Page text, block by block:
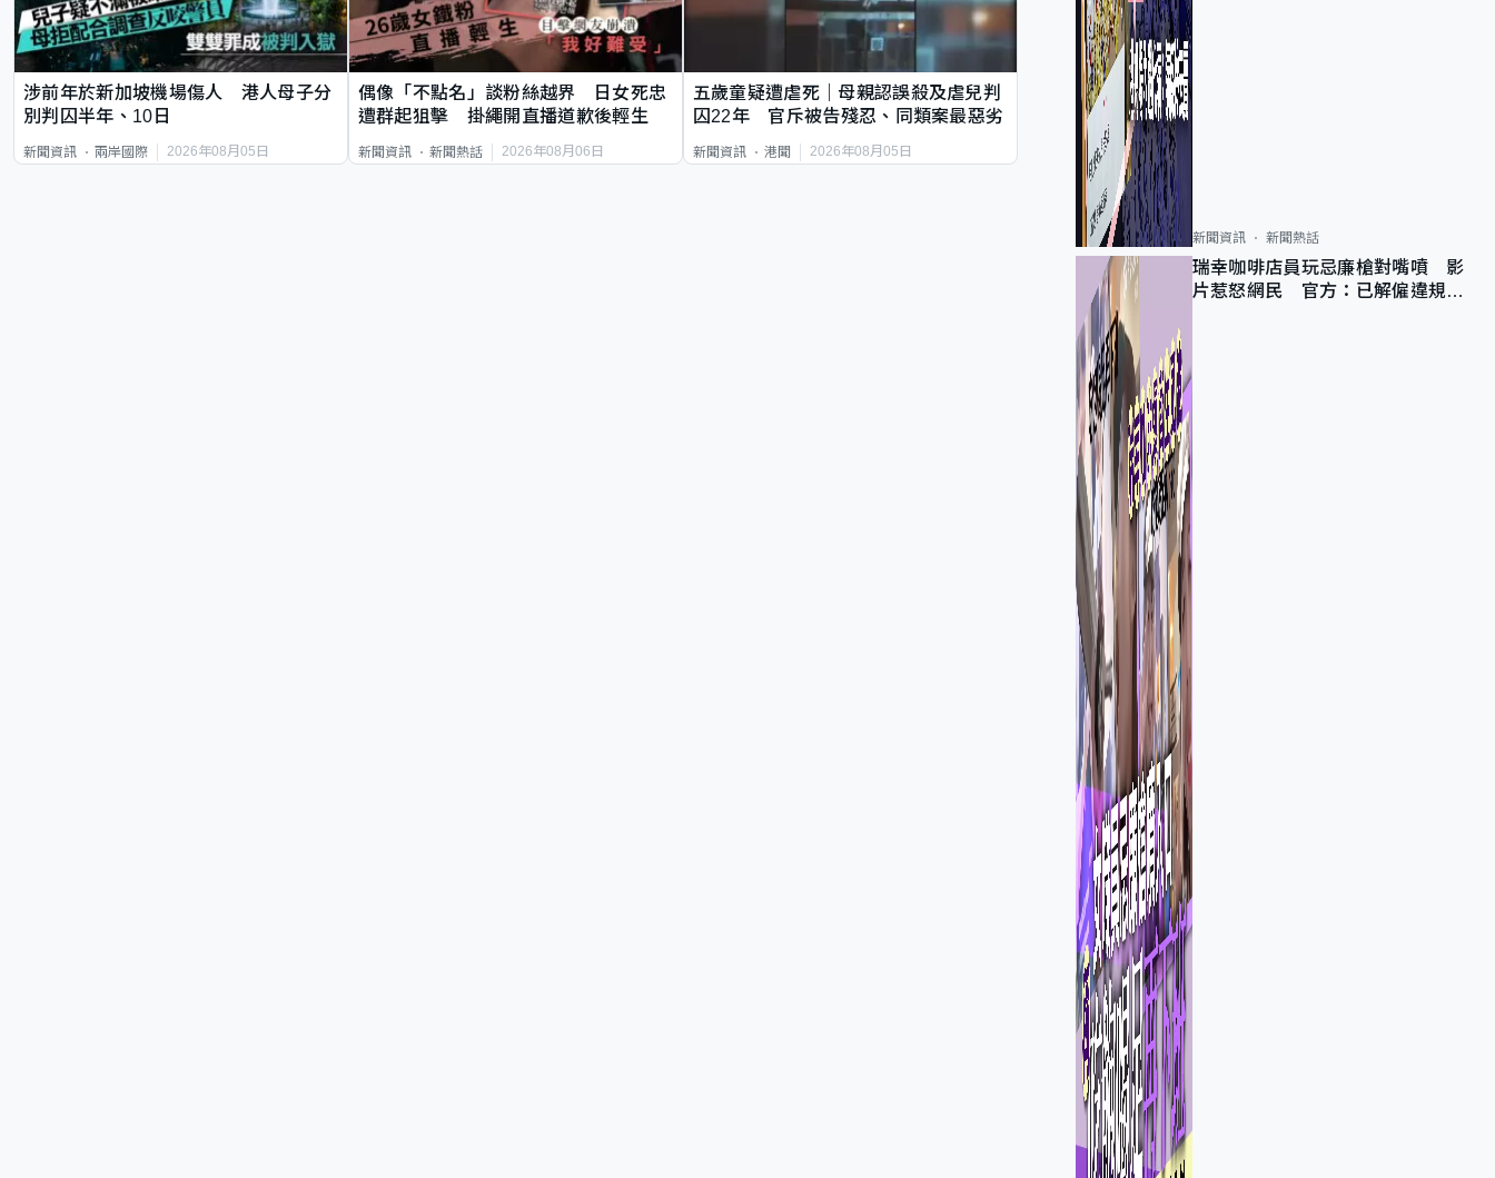
涉前年於新加坡機場傷人 港人母子分
別判囚半年、10日
新聞資訊 兩岸國際 2026年08月05日
偶像「不點名」談粉絲越界 日女死忠
遭群起狙擊 掛繩開直播道歉後輕生
新聞資訊 新聞熱話 2026年08月06日
五歲童疑遭虐死｜母親認誤殺及虐兒判
囚22年 官斥被告殘忍、同類案最惡劣
新聞資訊 港聞 2026年08月05日
新聞資訊 新聞熱話
瑞幸咖啡店員玩忌廉槍對嘴噴 影
片惹怒網民 官方：已解僱違規員